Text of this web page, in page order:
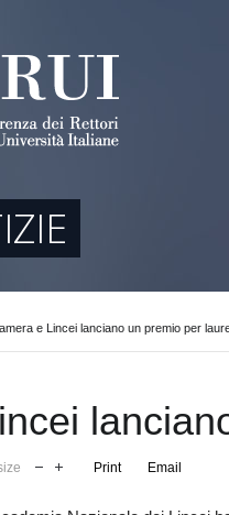
e Lincei lanciano un premio per
Print Email